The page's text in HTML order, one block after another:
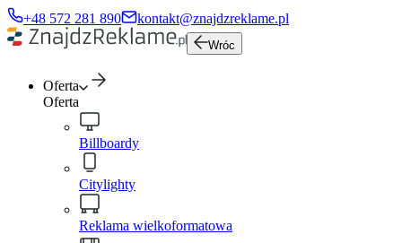
+48 572 281 890 kontakt@znajdzreklame.pl
Wróc
Oferta
Oferta
Billboardy
Citylighty
Reklama wielkoformatowa